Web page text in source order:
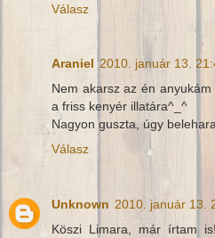
Válasz
Araniel 2010. január 13.
Nem akarsz az én
a friss kenyér illatára^_^
Nagyon guszta, úgy
Válasz
Unknown 2010. január 13.
Köszi Limara, már írtam